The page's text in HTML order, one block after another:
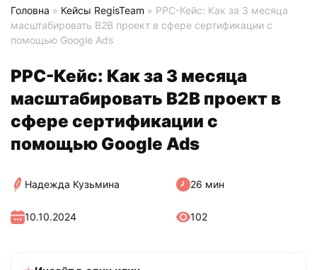
Головна » Кейсы RegisTeam » PPC-Кейс: Как за 3 месяца
масштабировать B2B проект в сфере сертификации с
помощью Google Ads
PPC-Кейс: Как за 3 месяца
масштабировать B2B проект в
сфере сертификации с
помощью Google Ads
Надежда Кузьмина 26 мин
102
10.10.2024